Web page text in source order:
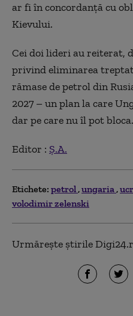
ar fi în concordanță cu
Kievului.
Cei doi lideri au reiterat,
privind eliminarea
rămase de petrol din
2027 – un plan la care
dar pe care nu îl pot bloca.
Editor : Ș.A.
Etichete: petrol ungaria
volodimir zelenski
Urmărește știrile